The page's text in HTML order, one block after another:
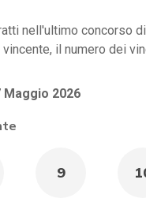
nell'ultimo concorso di
il numero dei
Maggio 2026
9